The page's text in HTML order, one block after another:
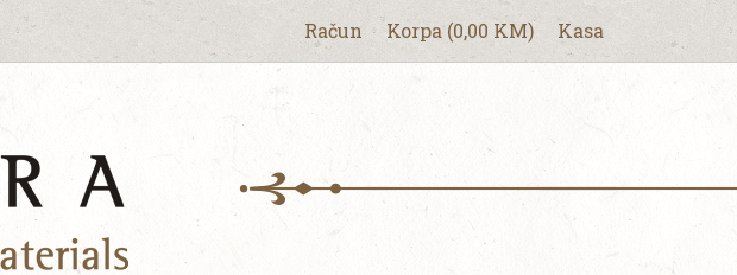
Račun Korpa (0,00 KM) Kasa